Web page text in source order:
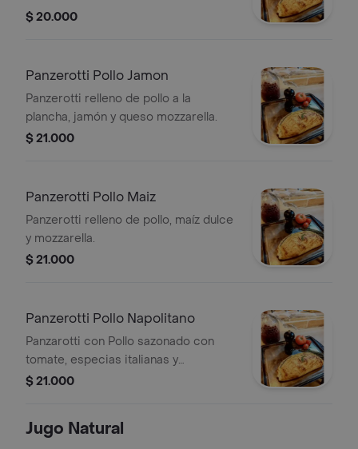
$ 20.000
Panzerotti Pollo Jamon
Panzerotti relleno de pollo a la
plancha, jamón y queso mozzarella.
$ 21.000
Panzerotti Pollo Maiz
Panzerotti relleno de pollo, maíz dulce
y mozzarella.
$ 21.000
Panzerotti Pollo Napolitano
Panzarotti con Pollo sazonado con
tomate, especias italianas y
mozzarella.
$ 21.000
Jugo Natural